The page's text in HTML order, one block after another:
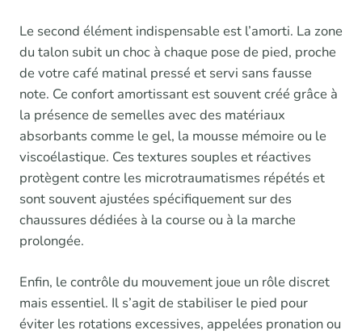
Le second élément indispensable est l’amorti. La zone
du talon subit un choc à chaque pose de pied, proche
de votre café matinal pressé et servi sans fausse
note. Ce confort amortissant est souvent créé grâce à
la présence de semelles avec des matériaux
absorbants comme le gel, la mousse mémoire ou le
viscoélastique. Ces textures souples et réactives
protègent contre les microtraumatismes répétés et
sont souvent ajustées spécifiquement sur des
chaussures dédiées à la course ou à la marche
prolongée.
Enfin, le contrôle du mouvement joue un rôle discret
mais essentiel. Il s’agit de stabiliser le pied pour
éviter les rotations excessives, appelées pronation ou